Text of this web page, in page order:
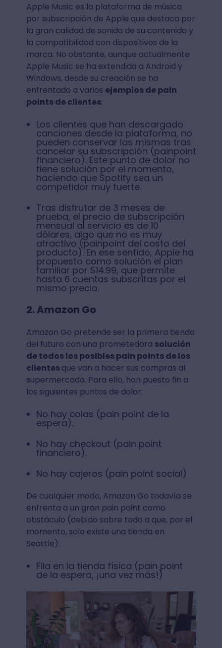
Apple Music es la plataforma de música
por subscripción de Apple que destaca por
la gran calidad de sonido de su contenido y
la compatibilidad con dispositivos de la
marca. No obstante, aunque actualmente
Apple Music se ha extendido a Android y
Windows, desde su creación se ha
enfrentado a varios ejemplos de pain
points de clientes:
Los clientes que han descargado
canciones desde la plataforma, no
pueden conservar las mismas tras
cancelar su subscripción (painpoint
financiero). Este punto de dolor no
tiene solución por el momento,
haciendo que Spotify sea un
competidor muy fuerte.
Tras disfrutar de 3 meses de
prueba, el precio de subscripción
mensual al servicio es de 10
dólares, algo que no es muy
atractivo (painpoint del costo del
producto). En ese sentido, Apple ha
propuesto como solución el plan
familiar por $14.99, que permite
hasta 6 cuentas subscritas por el
mismo precio.
2. Amazon Go
Amazon Go pretende ser la primera tienda
del futuro con una prometedora solución
de todos los posibles pain points de los
clientesque van a hacer sus compras al
supermercado. Para ello, han puesto fin a
los siguientes puntos de dolor:
No hay colas (pain point de la
espera).
No hay checkout (pain point
financiero).
No hay cajeros (pain point social)
De cualquier modo, Amazon Go todavía se
enfrenta a un gran pain point como
obstáculo (debido sobre todo a que, por el
momento, solo existe una tienda en
Seattle):
Fila en la tienda física (pain point
de la espera, ¡una vez más!)